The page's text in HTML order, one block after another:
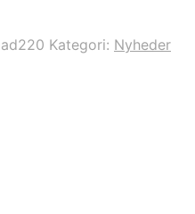
Kategori: Nyheder